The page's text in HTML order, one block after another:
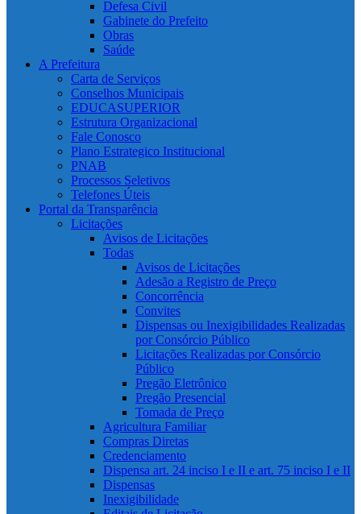
Defesa Civil
Gabinete do Prefeito
Obras
Saúde
A Prefeitura
Carta de Serviços
Conselhos Municipais
EDUCASUPERIOR
Estrutura Organizacional
Fale Conosco
Plano Estrategico Institucional
PNAB
Processos Seletivos
Telefones Úteis
Portal da Transparência
Licitações
Avisos de Licitações
Todas
Avisos de Licitações
Adesão a Registro de Preço
Concorrência
Convites
Dispensas ou Inexigibilidades Realizadas
por Consórcio Público
Licitações Realizadas por Consórcio
Público
Pregão Eletrônico
Pregão Presencial
Tomada de Preço
Agricultura Familiar
Compras Diretas
Credenciamento
Dispensa art. 24 inciso I e II e art. 75 inciso I e II
Dispensas
Inexigibilidade